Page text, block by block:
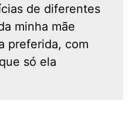
de diferentes
minha mãe
preferida, com
só ela